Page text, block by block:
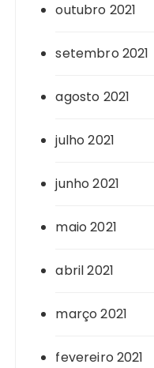
outubro 2021
setembro 2021
agosto 2021
julho 2021
junho 2021
maio 2021
abril 2021
março 2021
fevereiro 2021